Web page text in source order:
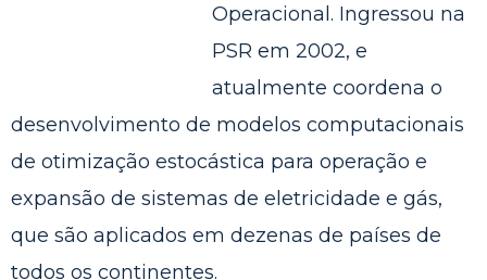
Operacional. Ingressou na
PSR em 2002, e
atualmente coordena o
desenvolvimento de modelos computacionais
de otimização estocástica para operação e
expansão de sistemas de eletricidade e gás,
que são aplicados em dezenas de países de
todos os continentes.